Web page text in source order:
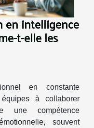
en intelligence
t-elle les
en constante
à collaborer
une compétence
souvent